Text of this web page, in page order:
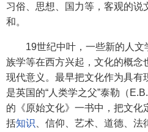
习俗、思想、国力等，客观的说
和。
19世纪中叶，一些新的人文
族学等在西方兴起，文化的概念
现代意义。最早把文化作为具有
是英国的“人类学之父”泰勒（
的《原始文化》一书中，把文化
括知识 、信仰、艺术、道德、